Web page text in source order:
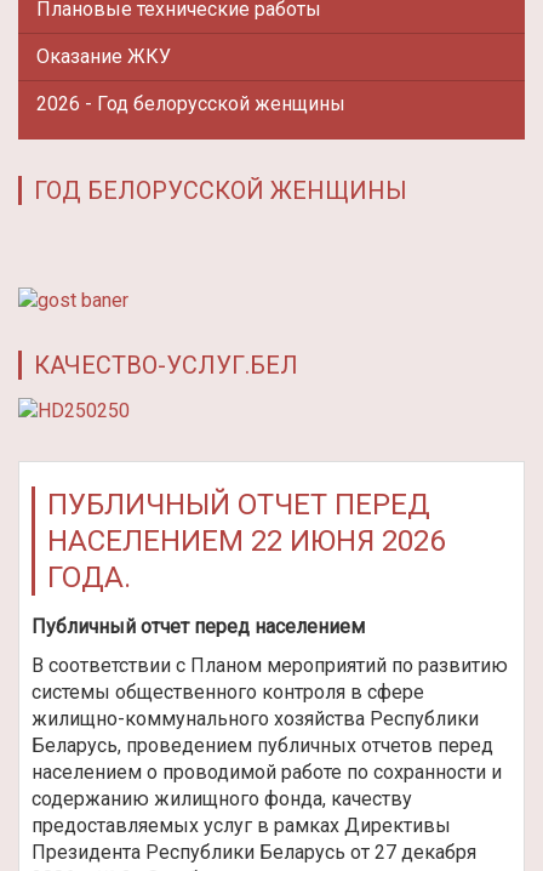
Плановые технические работы
Оказание ЖКУ
2026 - Год белорусской женщины
ГОД БЕЛОРУССКОЙ ЖЕНЩИНЫ
КАЧЕСТВО-УСЛУГ.БЕЛ
ПУБЛИЧНЫЙ ОТЧЕТ ПЕРЕД
НАСЕЛЕНИЕМ 22 ИЮНЯ 2026
ГОДА.
Публичный отчет перед населением
В соответствии с Планом мероприятий по развитию
системы общественного контроля в сфере
жилищно-коммунального хозяйства Республики
Беларусь, проведением публичных отчетов перед
населением о проводимой работе по сохранности и
содержанию жилищного фонда, качеству
предоставляемых услуг в рамках Директивы
Президента Республики Беларусь от 27 декабря